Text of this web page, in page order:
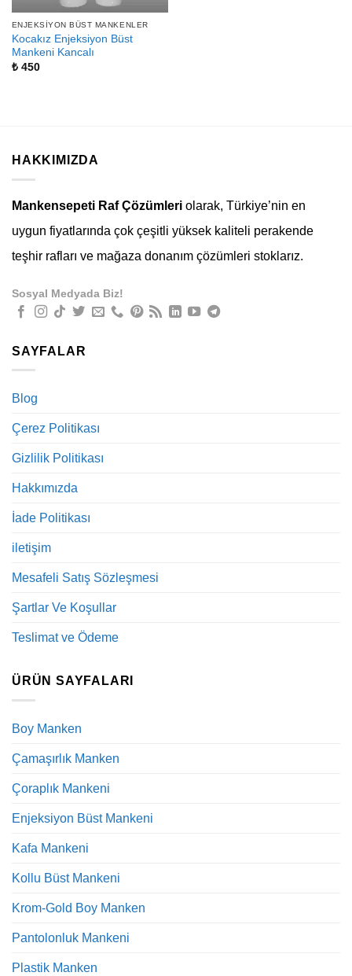
ENJEKSIYON BÜST MANKENLER
Kocakız Enjeksiyon Büst
Mankeni Kancalı
₺450
HAKKIMIZDA
Mankensepeti Raf Çözümleri olarak, Türkiye’nin en
uygun fiyatlarında çok çeşitli yüksek kaliteli perakende
teşhir rafları ve mağaza donanım çözümleri stoklarız.
Sosyal Medyada Biz!
SAYFALAR
Blog
Çerez Politikası
Gizlilik Politikası
Hakkımızda
İade Politikası
iletişim
Mesafeli Satış Sözleşmesi
Şartlar Ve Koşullar
Teslimat ve Ödeme
ÜRÜN SAYFALARI
Boy Manken
Çamaşırlık Manken
Çoraplık Mankeni
Enjeksiyon Büst Mankeni
Kafa Mankeni
Kollu Büst Mankeni
Krom-Gold Boy Manken
Pantolonluk Mankeni
Plastik Manken